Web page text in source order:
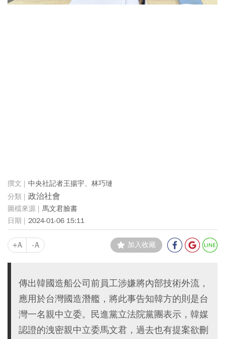
中央社記者王揚宇、林巧璉
政治社會
馬文君臉書
2024-01-06 15:11
+A -A 加入收藏
傳出韓國造船公司前員工涉嫌將內部技術外流，
應用於台灣國造潛艦，將此事告知韓方的則是台
灣一名親中立委。民進黨立法院黨團表示，韓媒
認證的洩密親中立委馬文君，過去也有提案欲刪